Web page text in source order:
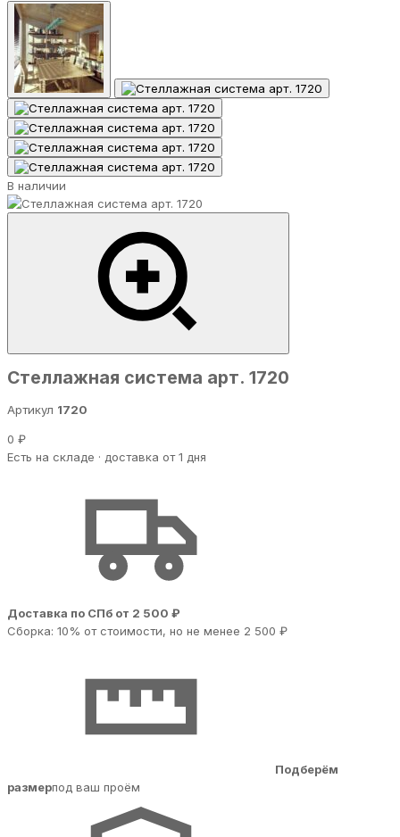
В наличии
Стеллажная система арт. 1720
Артикул 1720
0 ₽
Есть на складе · доставка от 1 дня
Доставка по СПб от 2 500 ₽
Сборка: 10% от стоимости, но не менее 2 500 ₽
Подберём
размерпод ваш проём